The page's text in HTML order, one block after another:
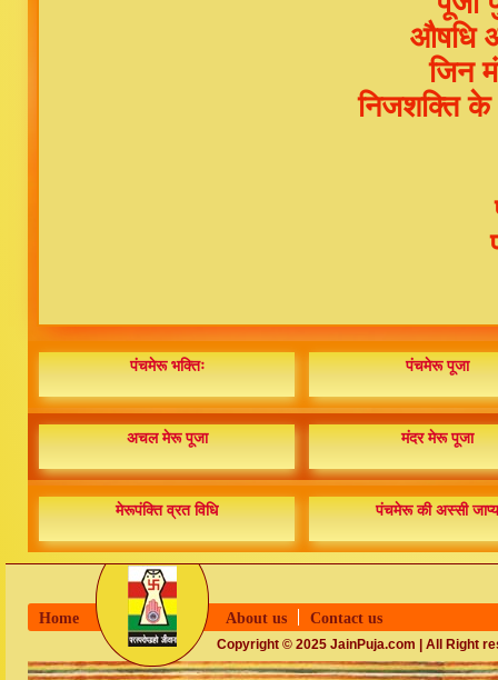
औषधि
जिन
निजशक्ति
पंचमेरू भक्तिः पंचमेरू पूजा
अचल मेरू पूजा मंदर मेरू पूजा
मेरूपंक्ति व्रत विधि पंचमेरू की अस्सी जाप्य
Home About us Contact us
Copyright © 2025 JainPuja.com | All Right